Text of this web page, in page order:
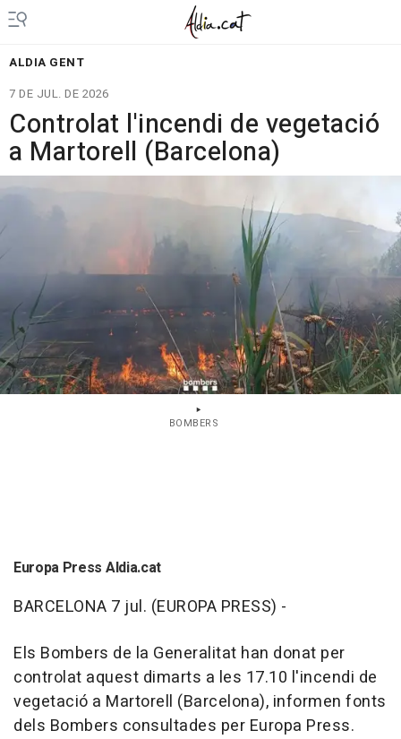
ALDIA GENT
7 DE JUL. DE 2026
Controlat l'incendi de vegetació
a Martorell (Barcelona)
BOMBERS
Europa Press Aldia.cat
BARCELONA 7 jul. (EUROPA PRESS) -
Els Bombers de la Generalitat han donat per
controlat aquest dimarts a les 17.10 l'incendi de
vegetació a Martorell (Barcelona), informen fonts
dels Bombers consultades per Europa Press.